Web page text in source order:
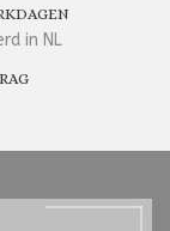
in NL